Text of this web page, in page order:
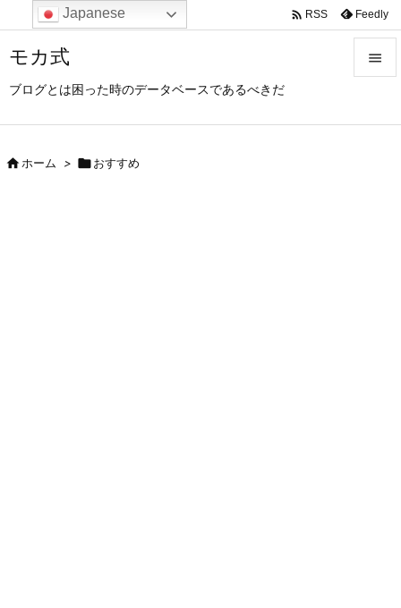
モカ式
ブログとは困った時のデータベースであるべきだ

 RSS Feedly
ホーム > おすすめ
Japanese